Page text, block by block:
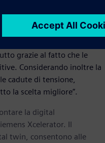
la documentazione
lungo tutte le fasi
John Rader,Section Lead
di focalizzare la nostra
grazie al fatto che le
Considerando inoltre la
cadute di tensione,
la scelta migliore”.
la digital
Xcelerator. Il
twin, consentono alle